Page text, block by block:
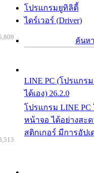
โปรแกรมยูทิลิตี้
ไดร์เวอร์ (Driver)
ค้นห
LINE PC (โปรแกร
ได้เอง) 26.2.0
โปรแกรม LINE
หน้าจอ ได้อย่างสะ
สติกเกอร์ มีการอัปเ